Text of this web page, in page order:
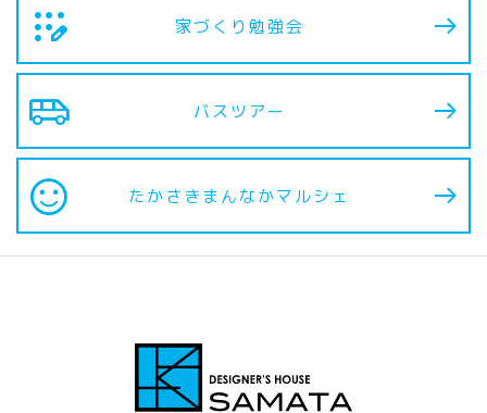
app_registration 家づくり勉強会
airport_shuttle バスツアー
sentiment_satisfied たかさきまんなかマルシェ